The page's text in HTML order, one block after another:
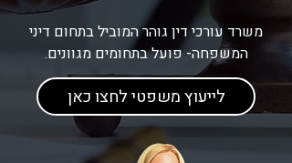
משרד עורכי דין גוהר המוביל בתחום דיני
המשפחה- פועל בתחומים מגוונים.
לייעוץ משפטי לחצו כאן